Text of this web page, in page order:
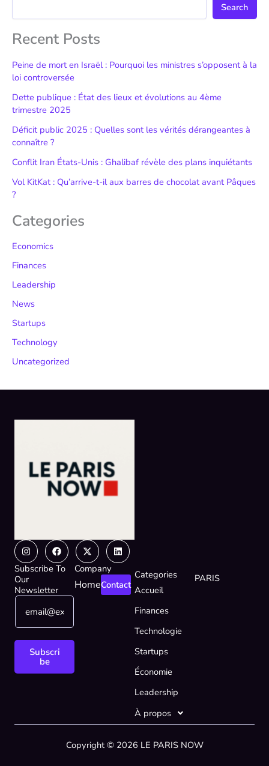
Search
Recent Posts
Peine de mort en Israël : Pourquoi les ministres s’opposent à la
loi controversée
Dette publique : État des lieux et évolutions au 4ème
trimestre 2025
Déficit public 2025 : Quelles sont les vérités dérangeantes à
connaître ?
Conflit Iran États-Unis : Ghalibaf révèle des plans inquiétants
Vol KitKat : Qu’arrive-t-il aux barres de chocolat avant Pâques
?
Categories
Economics
Finances
Leadership
News
Startups
Technology
Uncategorized
InstagramFacebook
X-
twitter
Linkedin
Subscribe To
Our
Newsletter
E
a
i
m
E
E
a
Subscri
be
Company
HomeContact
Categories
Accueil
Finances
Technologie
Startups
Économie
Leadership
À propos
PARIS
Copyright © 2026 LE PARIS NOW